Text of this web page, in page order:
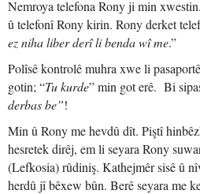
Nemroya telefona Rony ji min
û telefonî Rony kirin. Rony derket
ez niha liber derî li benda wî me.”
Polîsê kontrolê muhra xwe li
gotin; “Tu kurde” min got erê. Bi
derbas be”!
Min û Rony me hevdû dît. Piştî
hesretek dirêj, em li seyara Rony
(Lefkosia) rûdiniş. Kathejmêr sisê û
herdû jî bêxew bûn. Berê seyara me